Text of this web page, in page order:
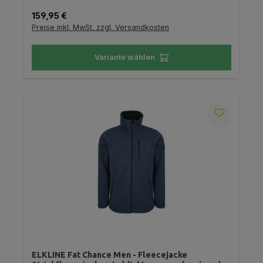
Regulärer Preis:
159,95 €
Preise inkl. MwSt. zzgl. Versandkosten
Variante wählen
ELKLINE Fat Chance Men - Fleecejacke